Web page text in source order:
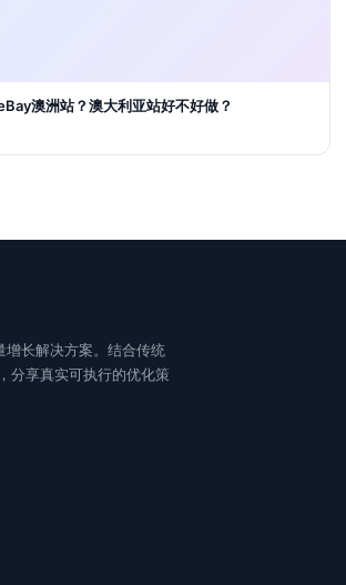
澳洲站？澳大利亚站好不好做？
增长解决方案。结合传统
分享真实可执行的优化策